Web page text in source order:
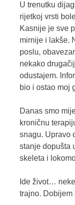
U trenutku
rijetkoj vrsti
Kasnije je sve
mirnije i lakše.
poslu,
nekako
odustajem.
bio i ostao moj
Danas smo
kroničnu
snagu. Upravo
stanje dopušta
skeleta i
Ide život…
trajno. Dobijem